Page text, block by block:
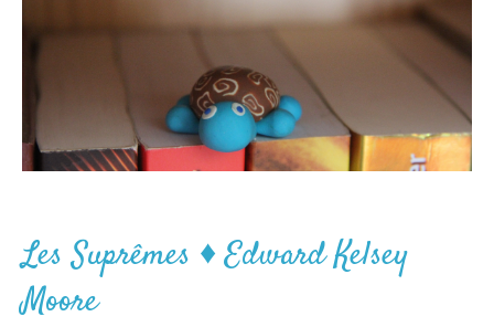
Les Suprêmes ♦ Edward Kelsey
Moore